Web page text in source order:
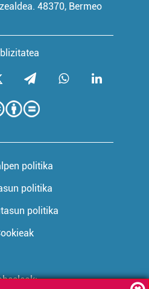
48370, Bermeo
politika
politika
politika